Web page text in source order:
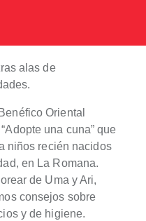
alas de
Oriental
una cuna” que
niños recién nacidos
en La Romana.
de Uma y Ari,
consejos sobre
y de higiene.